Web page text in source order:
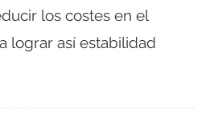
los costes en el
lograr así estabilidad